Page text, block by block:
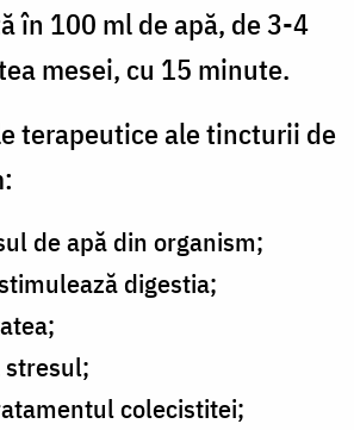
în 100 ml de apă, de 3-4
mesei, cu 15 minute.
terapeutice ale tincturii de
de apă din organism;
digestia;
colecistitei;